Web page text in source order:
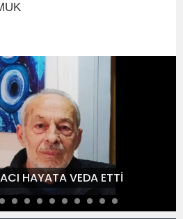
HAYATA VEDA ETTİ